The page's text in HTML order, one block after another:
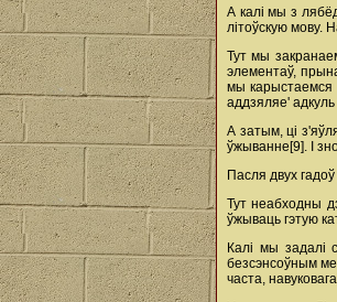
А калі мы з
літоўскую мову.
Тут мы
элементаў,
мы карыстаемся
аддзяляе'
А затым, ці
ўжыванне[9]. І
Пасля двух
Тут неабходны
ўжываць гэтую
Калі мы задалі
безсэнсоўным
часта,